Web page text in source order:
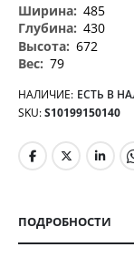
485
430
672
79
НАЛИЧИЕ: ЕСТЬ В
SKU S10199150140
ПОДРОБНОСТИ